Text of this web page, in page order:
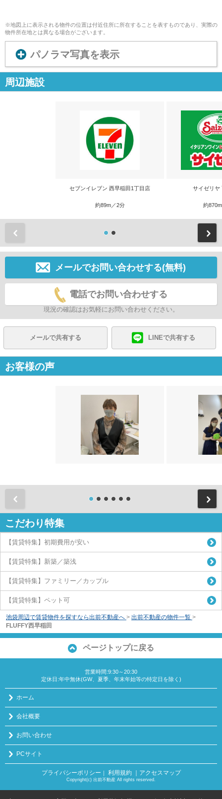
※地図上に表示される物件の位置は付近住所に所在することを表すものであり、実際の
物件所在地とは異なる場合がございます。
パノラマ写真を表示
周辺施設
セブンイレブン 西早稲田1丁目店
約89m／2分
サイゼリヤ
約
メールでお問い合わせする(無料)
電話でお問い合わせする
現況の確認はお気軽にお問い合わせください。
メールで共有する LINEで共有する
お客様の声
こだわり特集
【賃貸特集】初期費用が安い
【賃貸特集】新築／築浅
【賃貸特集】ファミリー／カップル
【賃貸特集】ペット可
池袋周辺で賃貸物件を探すなら出前不動産へ > 出前不動産の物件一覧 >
FLUFFY西早稲田
ページトップに戻る
営業時間:9:30～20:30
定休日:年中無休(GW、夏季、年末年始等の特定日を除く)
ホーム
会社概要
お問い合わせ
PCサイト
プライバシーポリシー 利用規約 ｜アクセスマップ
Copyright(c) 出前不動産 All rights reserved.